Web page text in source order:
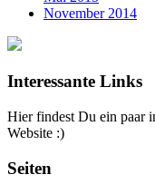
November 2014
Interessante Links
Hier findest Du ein paar
Website :)
Seiten